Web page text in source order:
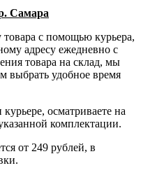
Самара
товара с помощью курьера,
адресу ежедневно с
товара на склад, мы
выбрать удобное время
осматриваете на
комплектации.
от 249 рублей, в